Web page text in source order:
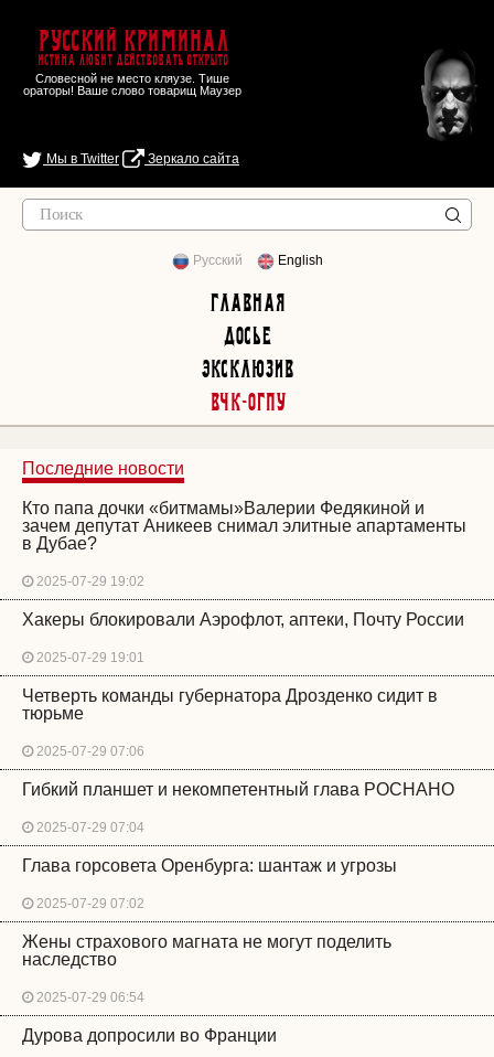
Русский Криминал
Истина любит действовать открыто
Словесной не место кляузе. Тише
ораторы! Ваше слово товарищ Маузер
Мы в Twitter Зеркало сайта
Русский English
Главная
Досье
Эксклюзив
ВЧК-ОГПУ
Последние новости
Кто папа дочки «битмамы»Валерии Федякиной и
зачем депутат Аникеев снимал элитные апартаменты
в Дубае?
2025-07-29 19:02
Хакеры блокировали Аэрофлот, аптеки, Почту России
2025-07-29 19:01
Четверть команды губернатора Дрозденко сидит в
тюрьме
2025-07-29 07:06
Гибкий планшет и некомпетентный глава РОСНАНО
2025-07-29 07:04
Глава горсовета Оренбурга: шантаж и угрозы
2025-07-29 07:02
Жены страхового магната не могут поделить
наследство
2025-07-29 06:54
Дурова допросили во Франции